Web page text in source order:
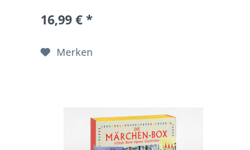
16,99 € *
Merken